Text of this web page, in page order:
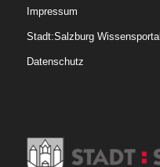
Impressum
Stadt:Salzburg Wissensportal
Datenschutz